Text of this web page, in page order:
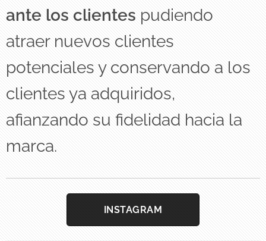
ante los clientes pudiendo
atraer nuevos clientes
potenciales y conservando a los
clientes ya adquiridos,
afianzando su fidelidad hacia la
marca.
INSTAGRAM